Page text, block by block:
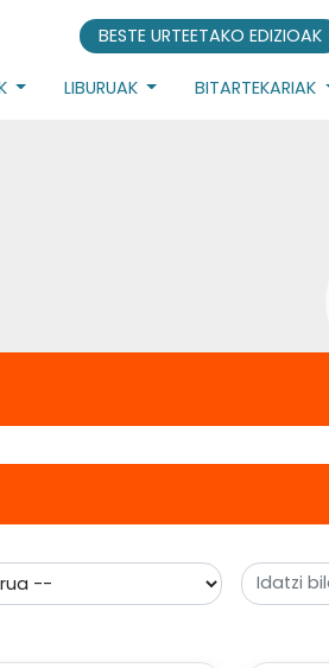
BESTE URTEETAKO EDIZIOAK
LIBURUAK BITARTEKARIAK